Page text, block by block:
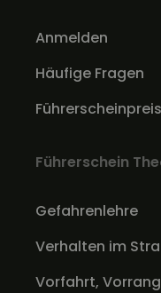
Anmelden
Häufige Fragen
Führerscheinpreis
Führerschein
Gefahrenlehre
Verhalten im
Vorfahrt, Vorrang